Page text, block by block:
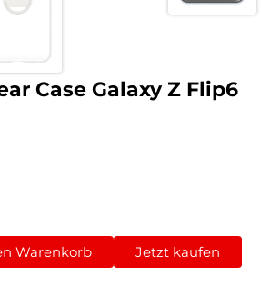
Case Galaxy Z Flip6
Warenkorb Jetzt kaufen